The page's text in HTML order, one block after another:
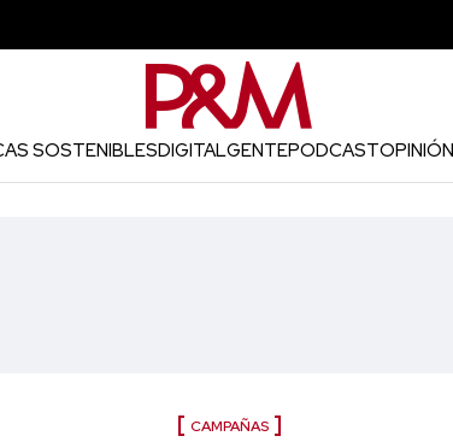
SOSTENIBLESDIGITALGENTEPODCASTOPINIÓN
CAMPAÑAS